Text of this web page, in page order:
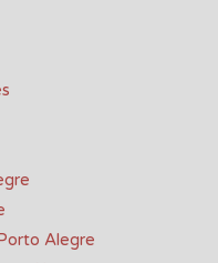
Alegre